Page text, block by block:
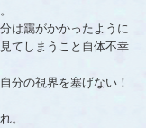
は靄がかかったように
てしまうこと自体不幸
分の視界を塞げない！
。